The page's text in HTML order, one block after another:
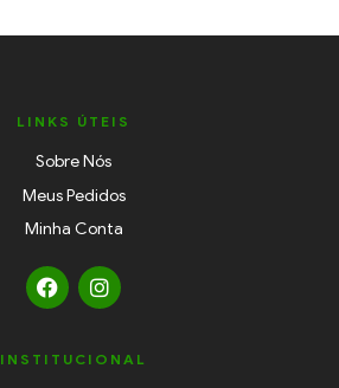
LINKS ÚTEIS
Sobre Nós
Meus Pedidos
Minha Conta
INSTITUCIONAL